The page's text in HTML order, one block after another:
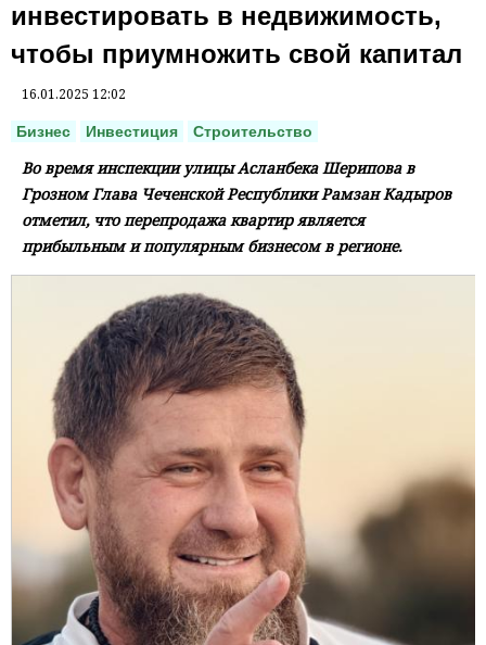
инвестировать в недвижимость,
чтобы приумножить свой капитал
16.01.2025 12:02
Бизнес Инвестиция Строительство
Во время инспекции улицы Асланбека Шерипова в
Грозном Глава Чеченской Республики Рамзан Кадыров
отметил, что перепродажа квартир является
прибыльным и популярным бизнесом в регионе.